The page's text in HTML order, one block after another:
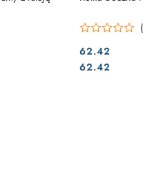
Cena:
62.42
Cena:
62.42